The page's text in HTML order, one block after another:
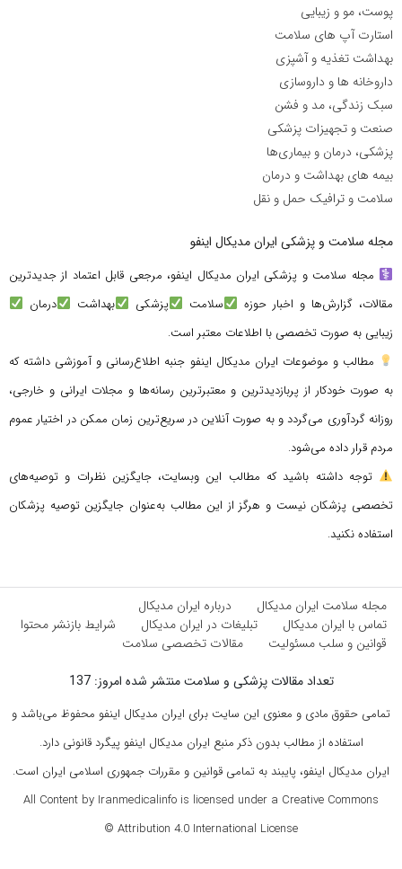
پوست، مو و زیبایی
استارت آپ های سلامت
بهداشت تغذیه و آشپزی
داروخانه ها و داروسازی
سبک زندگی، مد و فشن
صنعت و تجهیزات پزشکی
پزشکی، درمان و بیماری‌ها
بیمه های بهداشت و درمان
سلامت و ترافیک حمل و نقل
مجله سلامت و پزشکی ایران مدیکال اینفو
مجله سلامت و پزشکی ایران مدیکال اینفو، مرجعی قابل اعتماد از جدیدترین
مقالات، گزارش‌ها و اخبار حوزه
سلامت پزشکی بهداشت
درمان
زیبایی به صورت تخصصی با اطلاعات معتبر است.
مطالب و موضوعات ایران مدیکال اینفو جنبه اطلاع‌رسانی و آموزشی داشته که
به صورت خودکار از پربازدیدترین و معتبرترین رسانه‌ها و مجلات ایرانی و خارجی،
روزانه گردآوری می‌گردد و به صورت آنلاین در سریع‌ترین زمان ممکن در اختیار عموم
مردم قرار داده می‌شود.
توجه داشته باشید که مطالب این وبسایت، جایگزین نظرات و توصیه‌های
تخصصی پزشکان نیست و هرگز از این مطالب به‌عنوان جایگزین توصیه پزشکان
استفاده نکنید.
مجله سلامت ایران مدیکال
درباره ایران مدیکال
تماس با ایران مدیکال
تبلیغات در ایران مدیکال
شرایط بازنشر محتوا
قوانین و سلب مسئولیت
مقالات تخصصی سلامت
تعداد مقالات پزشکی و سلامت منتشر شده امروز: 137
تمامی حقوق مادی و معنوی این سایت برای ایران مدیکال اینفو محفوظ می‌باشد و
استفاده از مطالب بدون ذکر منبع ایران مدیکال اینفو پیگرد قانونی دارد.
ایران مدیکال اینفو، پایبند به تمامی قوانین و مقررات جمهوری اسلامی ایران است.
All Content by Iranmedicalinfo is licensed under a Creative Commons
Attribution 4.0 International License ©️